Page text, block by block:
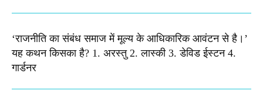
‘राजनीति का संबंध समाज में मूल्य के आधिकारिक आवंटन से है।’
यह कथन किसका है? 1. अरस्तु 2. लास्की 3. डेविड ईस्टन 4.
गार्डनर